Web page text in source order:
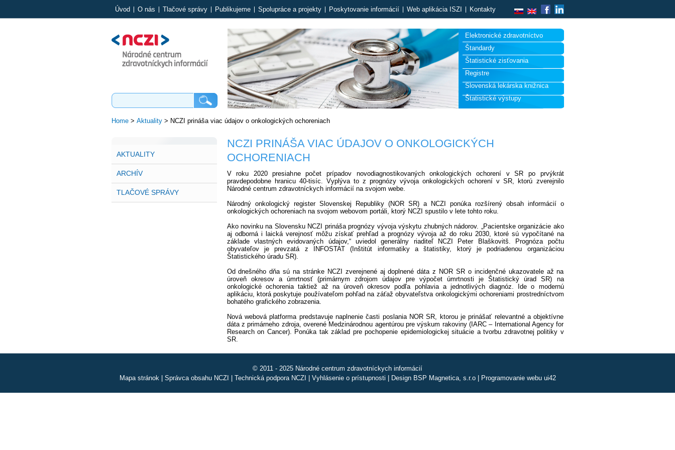
Úvod O nás Tlačové správy Publikujeme Spolupráce a projekty Poskytovanie informácií Web aplikácia ISZI Kontakty
Elektronické zdravotníctvo
Štandardy
Štatistické zisťovania
Registre
Slovenská lekárska knižnica
Štatistické výstupy
Home> Aktuality> NCZI prináša viac údajov o onkologických ochoreniach
AKTUALITY
ARCHÍV
TLAČOVÉ SPRÁVY
NCZI PRINÁŠA VIAC ÚDAJOV O ONKOLOGICKÝCH
OCHORENIACH
V roku 2020 presiahne počet prípadov novodiagnostikovaných onkologických ochorení v SR po prvýkrát
pravdepodobne hranicu 40-tisíc. Vyplýva to z prognózy vývoja onkologických ochorení v SR, ktorú zverejnilo
Národné centrum zdravotníckych informácií na svojom webe.
Národný onkologický register Slovenskej Republiky (NOR SR) a NCZI ponúka rozšírený obsah informácií o
onkologických ochoreniach na svojom webovom portáli, ktorý NCZI spustilo v lete tohto roku.
Ako novinku na Slovensku NCZI prináša prognózy vývoja výskytu zhubných nádorov. „Pacientske organizácie ako
aj odborná i laická verejnosť môžu získať prehľad a prognózy vývoja až do roku 2030, ktoré sú vypočítané na
základe vlastných evidovaných údajov,“ uviedol generálny riaditeľ NCZI Peter Blaškovitš. Prognóza počtu
obyvateľov je prevzatá z INFOSTAT (Inštitút informatiky a štatistiky, ktorý je podriadenou organizáciou
Štatistického úradu SR).
Od dnešného dňa sú na stránke NCZI zverejnené aj doplnené dáta z NOR SR o incidenčné ukazovatele až na
úroveň okresov a úmrtnosť (primárnym zdrojom údajov pre výpočet úmrtnosti je Štatistický úrad SR) na
onkologické ochorenia taktiež až na úroveň okresov podľa pohlavia a jednotlivých diagnóz. Ide o modernú
aplikáciu, ktorá poskytuje používateľom pohľad na záťaž obyvateľstva onkologickými ochoreniami prostredníctvom
bohatého grafického zobrazenia.
Nová webová platforma predstavuje naplnenie časti poslania NOR SR, ktorou je prinášať relevantné a objektívne
dáta z primárneho zdroja, overené Medzinárodnou agentúrou pre výskum rakoviny (IARC – International Agency for
Research on Cancer). Ponúka tak základ pre pochopenie epidemiologickej situácie a tvorbu zdravotnej politiky v
SR.
© 2011 - 2025 Národné centrum zdravotníckych informácií
Mapa stránok| Správca obsahu NCZI Technická podpora NCZI Vyhlásenie o prístupnosti Design BSP Magnetica, s.r.o| Programovanie webu ui42